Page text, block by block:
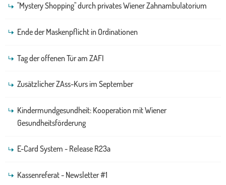
"Mystery Shopping" durch privates Wiener Zahnambulatorium
Ende der Maskenpflicht in Ordinationen
Tag der offenen Tür am ZAFI
Zusätzlicher ZAss-Kurs im September
Kindermundgesundheit: Kooperation mit Wiener
Gesundheitsförderung
E-Card System - Release R23a
Kassenreferat - Newsletter #1